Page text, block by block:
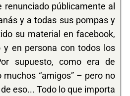
renunciado públicamente al
y a todas sus pompas y
su material en facebook,
y en persona con todos los
supuesto, como era de
muchos “amigos” – pero no
eso... Todo lo que importa